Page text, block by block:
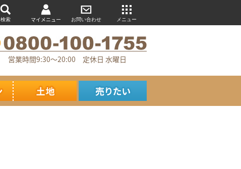
検索 マイメニュー お問い合わせ メニュー
営業時間9:30～20:00 定休日 水曜日